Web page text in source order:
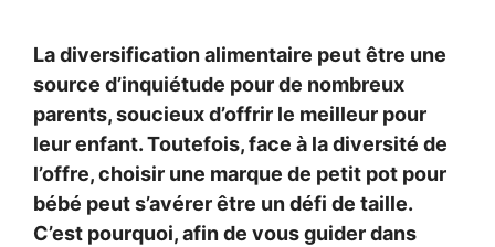
La diversification alimentaire peut être une
source d’inquiétude pour de nombreux
parents, soucieux d’offrir le meilleur pour
leur enfant. Toutefois, face à la diversité de
l’offre, choisir une marque de petit pot pour
bébé peut s’avérer être un défi de taille.
C’est pourquoi, afin de vous guider dans